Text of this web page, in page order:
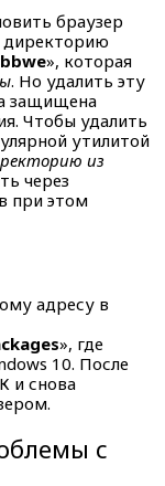
браузер
директорию
», которая
. Но удалить эту
защищена
Чтобы удалить
утилитой
из
через
при этом
адресу в
», где
10. После
и снова
с